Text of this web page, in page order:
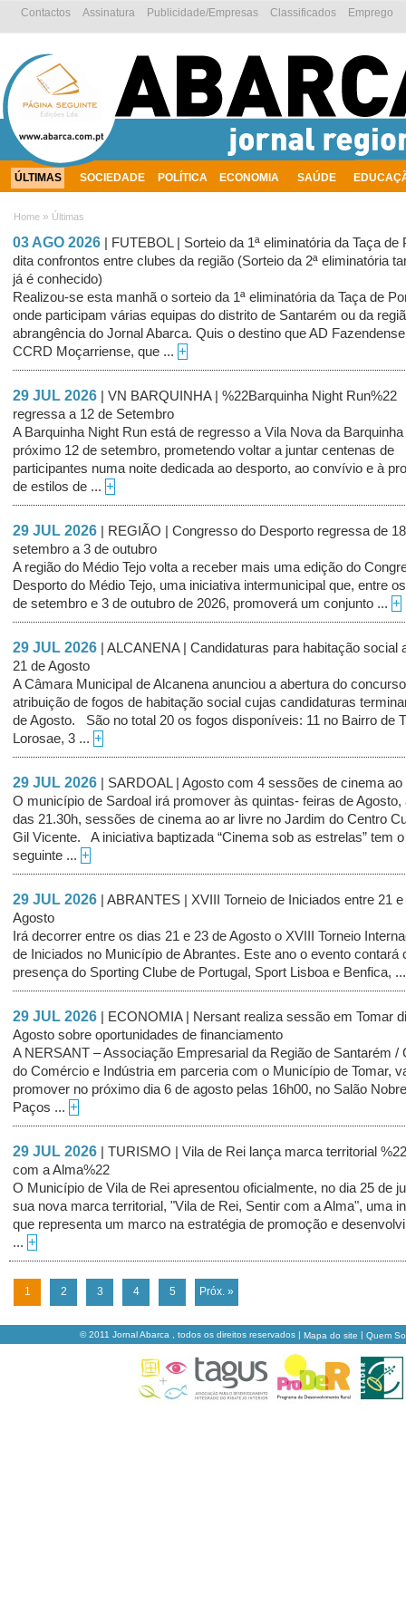
ÚLTIMAS SOCIEDADE POLÍTICA ECONOMIA SAÚDE
Emprego
Classificados
Publicidade/Empresas
Assinatura
Contactos
Home » Últimas
03 AGO 2026
| FUTEBOL | Sorteio da 1ª eliminatória da Taça de
dita confrontos entre clubes da região (Sorteio da 2ª eliminatória
já é conhecido)
Realizou-se esta manhã o sorteio da 1ª eliminatória da Taça de
onde participam várias equipas do distrito de Santarém ou da
abrangência do Jornal Abarca. Quis o destino que AD
CCRD Moçarriense, que ... +
29 JUL 2026
| VN BARQUINHA | %22Barquinha Night Run%22
regressa a 12 de Setembro
A Barquinha Night Run está de regresso a Vila Nova da Barquinha
próximo 12 de setembro, prometendo voltar a juntar centenas de
participantes numa noite dedicada ao desporto, ao convívio e à
de estilos de ... +
29 JUL 2026
| REGIÃO | Congresso do Desporto regressa de
setembro a 3 de outubro
A região do Médio Tejo volta a receber mais uma edição do
Desporto do Médio Tejo, uma iniciativa intermunicipal que, entre
de setembro e 3 de outubro de 2026, promoverá um conjunto ... +
29 JUL 2026
| ALCANENA | Candidaturas para habitação social
21 de Agosto
A Câmara Municipal de Alcanena anunciou a abertura do
atribuição de fogos de habitação social cujas candidaturas
de Agosto. São no total 20 os fogos disponíveis: 11 no Bairro de
Lorosae, 3 ... +
29 JUL 2026
| SARDOAL | Agosto com 4 sessões de cinema ao
O município de Sardoal irá promover às quintas- feiras de Agosto,
das 21.30h, sessões de cinema ao ar livre no Jardim do Centro
Gil Vicente. A iniciativa baptizada “Cinema sob as estrelas” tem o
seguinte ... +
29 JUL 2026
| ABRANTES | XVIII Torneio de Iniciados entre 21
Agosto
Irá decorrer entre os dias 21 e 23 de Agosto o XVIII Torneio
de Iniciados no Município de Abrantes. Este ano o evento contará
presença do Sporting Clube de Portugal, Sport Lisboa e Benfica,
29 JUL 2026
| ECONOMIA | Nersant realiza sessão em Tomar
Agosto sobre oportunidades de financiamento
A NERSANT – Associação Empresarial da Região de Santarém /
do Comércio e Indústria em parceria com o Município de Tomar,
promover no próximo dia 6 de agosto pelas 16h00, no Salão
Paços ... +
29 JUL 2026
| TURISMO | Vila de Rei lança marca territorial
com a Alma%22
O Município de Vila de Rei apresentou oficialmente, no dia 25 de
sua nova marca territorial, "Vila de Rei, Sentir com a Alma", uma
que representa um marco na estratégia de promoção e
... +
1 2 3 4 5 Próx. »
© 2011 Jornal Abarca , todos os direitos reservados | Mapa do site | Quem